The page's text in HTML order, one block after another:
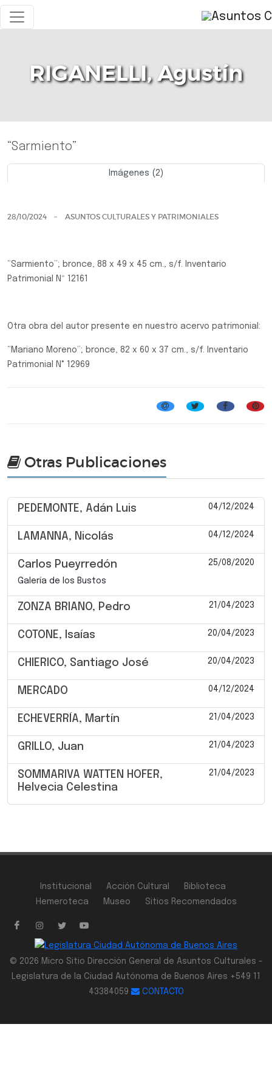
RIGANELLI, Agustín
“Sarmiento”
Imágenes (2)
28/10/2024 ASUNTOS CULTURALES Y PATRIMONIALES
“Sarmiento”; bronce, 88 x 49 x 45 cm., s/f. Inventario
Patrimonial Nº 12161
Otra obra del autor presente en nuestro acervo patrimonial:
“Mariano Moreno”; bronce, 82 x 60 x 37 cm., s/f. Inventario
Patrimonial N° 12969
Otras Publicaciones
PEDEMONTE, Adán Luis 04/12/2024
LAMANNA, Nicolás 04/12/2024
Carlos Pueyrredón 25/08/2020
Galería de los Bustos
ZONZA BRIANO, Pedro 21/04/2023
COTONE, Isaías 20/04/2023
CHIERICO, Santiago José 20/04/2023
MERCADO 04/12/2024
ECHEVERRÍA, Martín 21/04/2023
GRILLO, Juan 21/04/2023
SOMMARIVA WATTEN HOFER,
Helvecia Celestina
21/04/2023
Institucional Acción Cultural
Biblioteca
Hemeroteca
Museo Sitios Recomendados
© 2026 Micro Sitio Dirección General de Asuntos Culturales -
Legislatura de la Ciudad Autónoma de Buenos Aires +549 11
43384059
CONTACTO